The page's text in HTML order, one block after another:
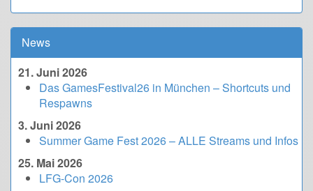
News
21. Juni 2026
Das GamesFestival26 in München – Shortcuts und
Respawns
3. Juni 2026
Summer Game Fest 2026 – ALLE Streams und Infos
25. Mai 2026
LFG-Con 2026